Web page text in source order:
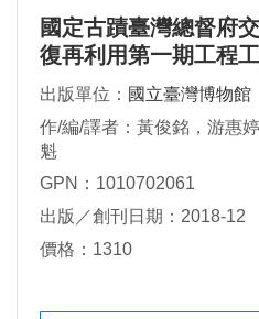
國定古蹟臺灣總督府
復再利用第一期工程
出版單位： 國立臺灣博物館
作/編/譯者：黃俊銘，游惠
魁
GPN：1010702061
出版／創刊日期：2018-12
價格：1310